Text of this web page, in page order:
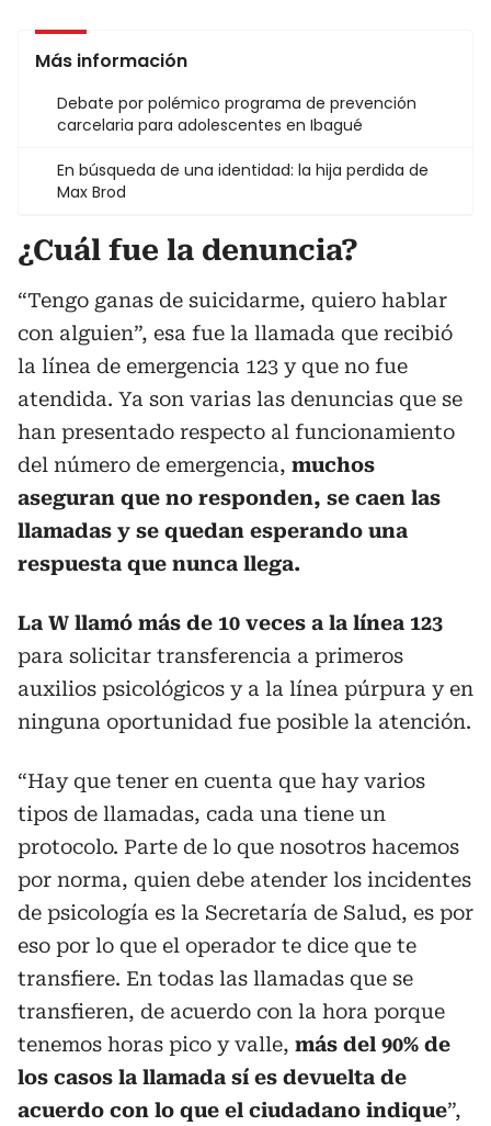
Más información
Debate por polémico programa de prevención
carcelaria para adolescentes en Ibagué
En búsqueda de una identidad: la hija perdida de
Max Brod
¿Cuál fue la denuncia?
“Tengo ganas de suicidarme, quiero hablar
con alguien”, esa fue la llamada que recibió
la línea de emergencia 123 y que no fue
atendida. Ya son varias las denuncias que se
han presentado respecto al funcionamiento
del número de emergencia, muchos
aseguran que no responden, se caen las
llamadas y se quedan esperando una
respuesta que nunca llega.
La W llamó más de 10 veces a la línea 123
para solicitar transferencia a primeros
auxilios psicológicos y a la línea púrpura y en
ninguna oportunidad fue posible la atención.
“Hay que tener en cuenta que hay varios
tipos de llamadas, cada una tiene un
protocolo. Parte de lo que nosotros hacemos
por norma, quien debe atender los incidentes
de psicología es la Secretaría de Salud, es por
eso por lo que el operador te dice que te
transfiere. En todas las llamadas que se
transfieren, de acuerdo con la hora porque
tenemos horas pico y valle, más del 90% de
los casos la llamada sí es devuelta de
acuerdo con lo que el ciudadano indique”,